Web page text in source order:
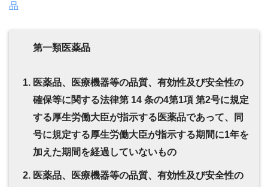
品
第一類医薬品
医薬品、医療機器等の品質、有効性及び安全性の
確保等に関する法律第 14 条の4第1項 第2号に規定
する厚生労働大臣が指示する医薬品であって、同
号に規定する厚生労働大臣が指示する期間に1年を
加えた期間を経過していないもの
医薬品、医療機器等の品質、有効性及び安全性の